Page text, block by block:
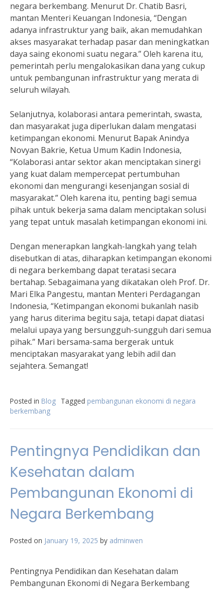
negara berkembang. Menurut Dr. Chatib Basri,
mantan Menteri Keuangan Indonesia, “Dengan
adanya infrastruktur yang baik, akan memudahkan
akses masyarakat terhadap pasar dan meningkatkan
daya saing ekonomi suatu negara.” Oleh karena itu,
pemerintah perlu mengalokasikan dana yang cukup
untuk pembangunan infrastruktur yang merata di
seluruh wilayah.
Selanjutnya, kolaborasi antara pemerintah, swasta,
dan masyarakat juga diperlukan dalam mengatasi
ketimpangan ekonomi. Menurut Bapak Anindya
Novyan Bakrie, Ketua Umum Kadin Indonesia,
“Kolaborasi antar sektor akan menciptakan sinergi
yang kuat dalam mempercepat pertumbuhan
ekonomi dan mengurangi kesenjangan sosial di
masyarakat.” Oleh karena itu, penting bagi semua
pihak untuk bekerja sama dalam menciptakan solusi
yang tepat untuk masalah ketimpangan ekonomi ini.
Dengan menerapkan langkah-langkah yang telah
disebutkan di atas, diharapkan ketimpangan ekonomi
di negara berkembang dapat teratasi secara
bertahap. Sebagaimana yang dikatakan oleh Prof. Dr.
Mari Elka Pangestu, mantan Menteri Perdagangan
Indonesia, “Ketimpangan ekonomi bukanlah nasib
yang harus diterima begitu saja, tetapi dapat diatasi
melalui upaya yang bersungguh-sungguh dari semua
pihak.” Mari bersama-sama bergerak untuk
menciptakan masyarakat yang lebih adil dan
sejahtera. Semangat!
Posted in Blog Tagged pembangunan ekonomi di negara
berkembang
Pentingnya Pendidikan dan
Kesehatan dalam
Pembangunan Ekonomi di
Negara Berkembang
Posted on January 19, 2025 by adminwen
Pentingnya Pendidikan dan Kesehatan dalam
Pembangunan Ekonomi di Negara Berkembang